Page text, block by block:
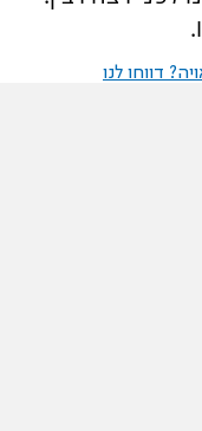
דווחו לנו